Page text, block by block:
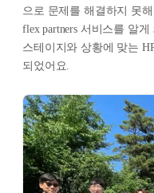
으로 문제를 해결하지 못
flex partners 서비스를 알
스테이지와 상황에 맞는
되었어요.